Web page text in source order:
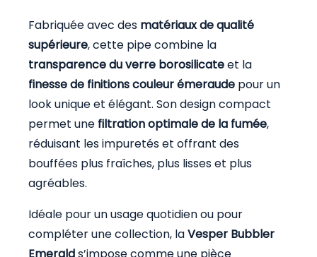
Fabriquée avec des matériaux de qualité
supérieure, cette pipe combine la
transparence du verre borosilicateet la
finesse de finitions couleur émeraude pour un
look unique et élégant. Son design compact
permet une filtration optimale de la fumée,
réduisant les impuretés et offrant des
bouffées plus fraîches, plus lisses et plus
agréables.
Idéale pour un usage quotidien ou pour
compléter une collection, laVesper Bubbler